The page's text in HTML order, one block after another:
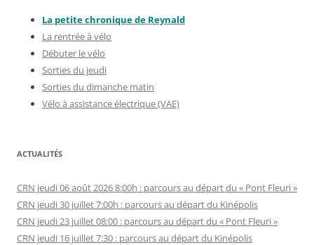
La petite chronique de Reynald
La rentrée à vélo
Débuter le vélo
Sorties du jeudi
Sorties du dimanche matin
Vélo à assistance électrique (VAE)
ACTUALITÉS
CRN jeudi 06 août 2026 8:00h : parcours au départ du « Pont Fleuri »
CRN jeudi 30 juillet 7:00h : parcours au départ du Kinépolis
CRN jeudi 23 juillet 08:00 : parcours au départ du « Pont Fleuri »
CRN jeudi 16 juillet 7:30 : parcours au départ du Kinépolis